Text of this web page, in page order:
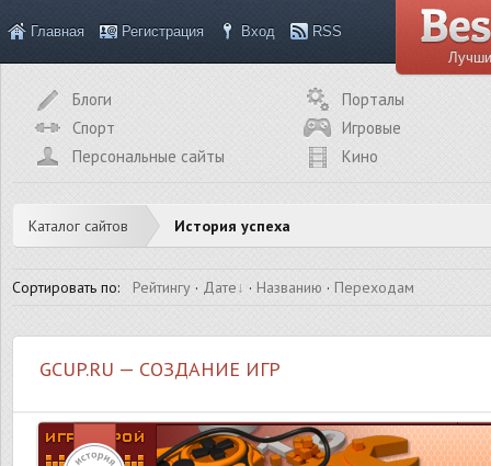
Главная Регистрация Вход
RSS
Блоги
Спорт
Персональные сайты
Порталы
Игровые
Кино
Каталог сайтов История успеха
Сортировать по: Рейтингу · Дате · Названию · Переходам
GCUP.RU — СОЗДАНИЕ ИГР